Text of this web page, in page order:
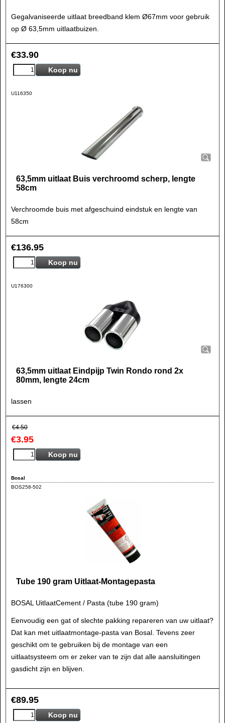
Gegalvaniseerde uitlaat breedband klem Ø67mm voor gebruik
op Ø 63,5mm uitlaatbuizen.
€33.90
Koop nu
U116350
63,5mm uitlaat Buis verchroomd scherp, lengte
58cm
Verchroomde buis met afgeschuind eindstuk en lengte van
58cm
€136.95
Koop nu
U176300
63,5mm uitlaat Eindpijp Twin Rondo rond 2x
80mm, lengte 24cm
lassen
€4.50
€3.95
Koop nu
Bosal
BOS258-502
Tube 190 gram Uitlaat-Montagepasta
BOSAL UitlaatCement / Pasta (tube 190 gram)
Eenvoudig een gat of slechte pakking repareren van uw uitlaat?
Dat kan met uitlaatmontage-pasta van Bosal. Tevens zeer
geschikt om te gebruiken bij de montage van een
uitlaatsysteem om er zeker van te zijn dat alle aansluitingen
gasdicht zijn en blijven.
€89.95
Koop nu